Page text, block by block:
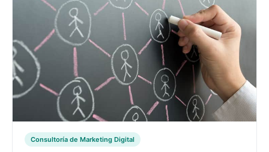
Consultoría de Marketing Digital